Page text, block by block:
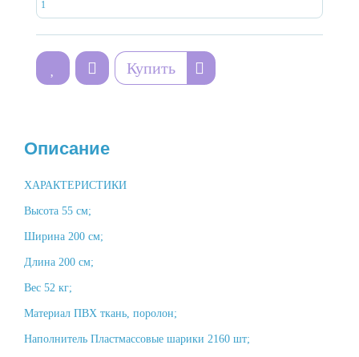
Купить
Описание
ХАРАКТЕРИСТИКИ
Высота 55 см;
Ширина 200 см;
Длина 200 см;
Вес 52 кг;
Материал ПВХ ткань, поролон;
Наполнитель Пластмассовые шарики 2160 шт;